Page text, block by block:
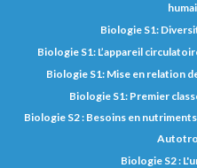
Biologie S1:
Biologie S1: L’appareil
Biologie S1: Mise en relation
Biologie S1: Premier
Biologie S2 : Besoins en
Biologie S2 :